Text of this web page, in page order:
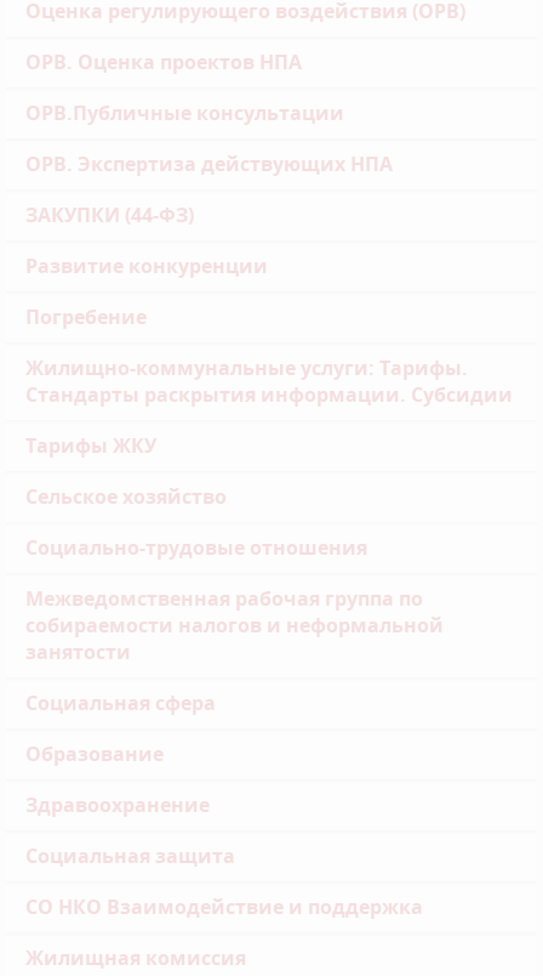
Оценка регулирующего воздействия (ОРВ)
ОРВ. Оценка проектов НПА
ОРВ.Публичные консультации
ОРВ. Экспертиза действующих НПА
ЗАКУПКИ (44-ФЗ)
Развитие конкуренции
Погребение
Жилищно-коммунальные услуги: Тарифы.
Стандарты раскрытия информации. Субсидии
Тарифы ЖКУ
Сельское хозяйство
Социально-трудовые отношения
Межведомственная рабочая группа по
собираемости налогов и неформальной
занятости
Социальная сфера
Образование
Здравоохранение
Социальная защита
СО НКО Взаимодействие и поддержка
Жилищная комиссия